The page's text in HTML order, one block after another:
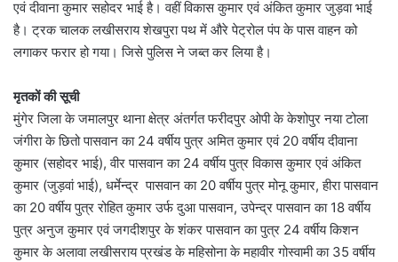
एवं दीवाना कुमार सहोदर भाई है। वहीं विकास कुमार एवं अंकित कुमार जुड़वा भाई
है। ट्रक चालक लखीसराय शेखपुरा पथ में औरे पेट्रोल पंप के पास वाहन को
लगाकर फरार हो गया। जिसे पुलिस ने जब्त कर लिया है।
मृतकों की सूची
मुंगेर जिला के जमालपुर थाना क्षेत्र अंतर्गत फरीदपुर ओपी के केशोपुर नया टोला
जंगीरा के छितो पासवान का 24 वर्षीय पुत्र अमित कुमार एवं 20 वर्षीय दीवाना
कुमार (सहोदर भाई), वीर पासवान का 24 वर्षीय पुत्र विकास कुमार एवं अंकित
कुमार (जुड़वां भाई), धर्मेन्द्र पासवान का 20 वर्षीय पुत्र मोनू कुमार, हीरा पासवान
का 20 वर्षीय पुत्र रोहित कुमार उर्फ दुआ पासवान, उपेन्द्र पासवान का 18 वर्षीय
पुत्र अनुज कुमार एवं जगदीशपुर के शंकर पासवान का पुत्र 24 वर्षीय किशन
कुमार के अलावा लखीसराय प्रखंड के महिसोना के महावीर गोस्वामी का 35 वर्षीय